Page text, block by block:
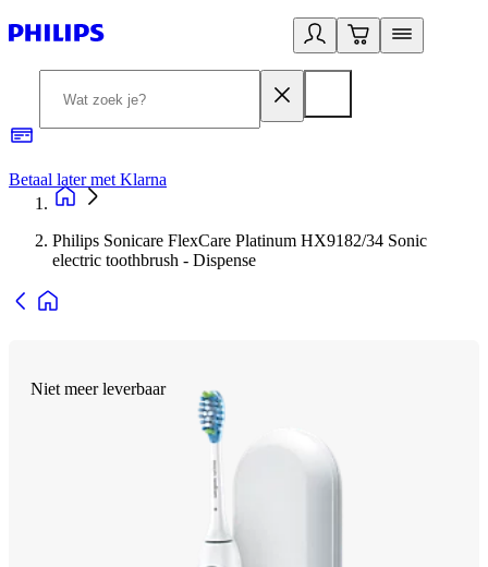
Betaal later met Klarna
Philips Sonicare FlexCare Platinum HX9182/34 Sonic
electric toothbrush - Dispense
Niet meer leverbaar